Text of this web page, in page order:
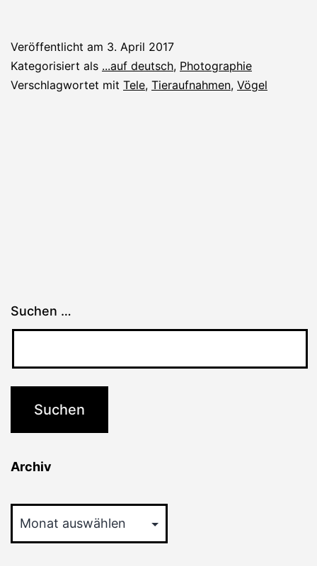
Veröffentlicht am 3. April 2017
Kategorisiert als ...auf deutsch, Photographie
Verschlagwortet mit Tele, Tieraufnahmen, Vögel
Suchen …
Archiv